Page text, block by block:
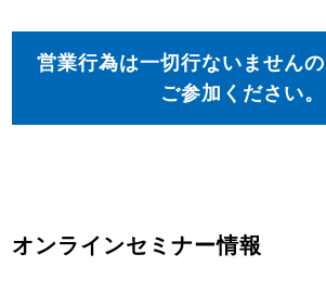
営業行為は一切行ないません
ご参加ください。
オンラインセミナー情報